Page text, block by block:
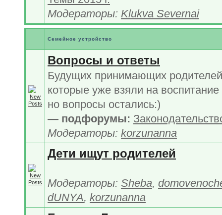
Модераторы: Klukva Severnai
Семейное устройство
Вопросы и ответы
Будущих принимающих
которые уже взяли на воспитание
но вопросы остались:)
— подфорумы:
Модераторы: korzunanna
Дети ищут родителей
Модераторы: Sheba,
dUNYA, korzunanna